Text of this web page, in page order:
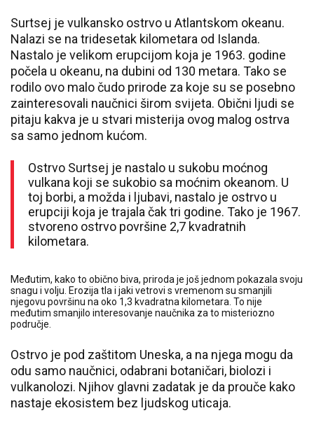
Surtsej je vulkansko ostrvo u Atlantskom okeanu.
Nalazi se na tridesetak kilometara od Islanda.
Nastalo je velikom erupcijom koja je 1963. godine
počela u okeanu, na dubini od 130 metara. Tako se
rodilo ovo malo čudo prirode za koje su se posebno
zainteresovali naučnici širom svijeta. Obični ljudi se
pitaju kakva je u stvari misterija ovog malog ostrva
sa samo jednom kućom.
Ostrvo Surtsej je nastalo u sukobu moćnog
vulkana koji se sukobio sa moćnim okeanom. U
toj borbi, a možda i ljubavi, nastalo je ostrvo u
erupciji koja je trajala čak tri godine. Tako je 1967.
stvoreno ostrvo površine 2,7 kvadratnih
kilometara.
Međutim, kako to obično biva, priroda je još jednom pokazala svoju
snagu i volju. Erozija tla i jaki vetrovi s vremenom su smanjili
njegovu površinu na oko 1,3 kvadratna kilometara. To nije
međutim smanjilo interesovanje naučnika za to misteriozno
područje.
Ostrvo je pod zaštitom Uneska, a na njega mogu da
odu samo naučnici, odabrani botaničari, biolozi i
vulkanolozi. Njihov glavni zadatak je da prouče kako
nastaje ekosistem bez ljudskog uticaja.